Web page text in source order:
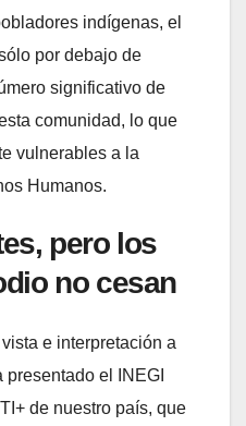
indígenas, el
por debajo de
significativo de
comunidad, lo que
vulnerables a la
Humanos.
pero los
no cesan
e interpretación a
presentado el INEGI
de nuestro país, que